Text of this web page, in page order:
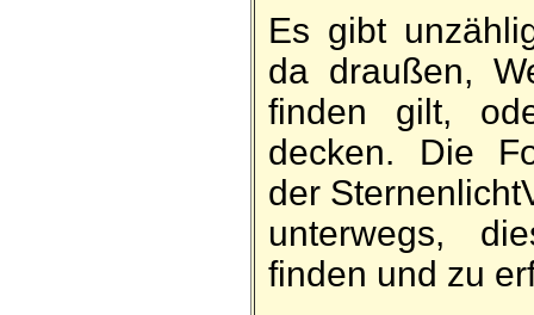
Es gibt
da draußen,
finden gilt,
decken. Die
der
unter­wegs,
finden und zu